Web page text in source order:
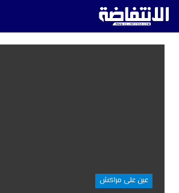
عين على مراكش